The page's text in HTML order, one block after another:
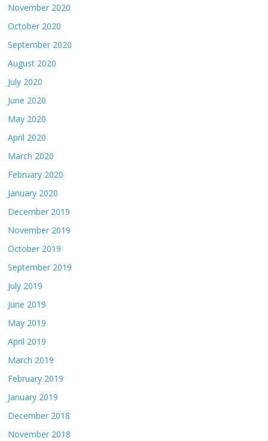
November 2020
October 2020
September 2020
August 2020
July 2020
June 2020
May 2020
April 2020
March 2020
February 2020
January 2020
December 2019
November 2019
October 2019
September 2019
July 2019
June 2019
May 2019
April 2019
March 2019
February 2019
January 2019
December 2018
November 2018